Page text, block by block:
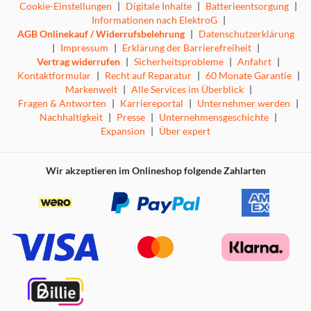
Cookie-Einstellungen | Digitale Inhalte | Batterieentsorgung |
Informationen nach ElektroG |
AGB Onlinekauf / Widerrufsbelehrung | Datenschutzerklärung
| Impressum | Erklärung der Barrierefreiheit |
Vertrag widerrufen | Sicherheitsprobleme | Anfahrt |
Kontaktformular | Recht auf Reparatur | 60 Monate Garantie |
Markenwelt | Alle Services im Überblick |
Fragen & Antworten | Karriereportal | Unternehmer werden |
Nachhaltigkeit | Presse | Unternehmensgeschichte |
Expansion | Über expert
Wir akzeptieren im Onlineshop folgende Zahlarten